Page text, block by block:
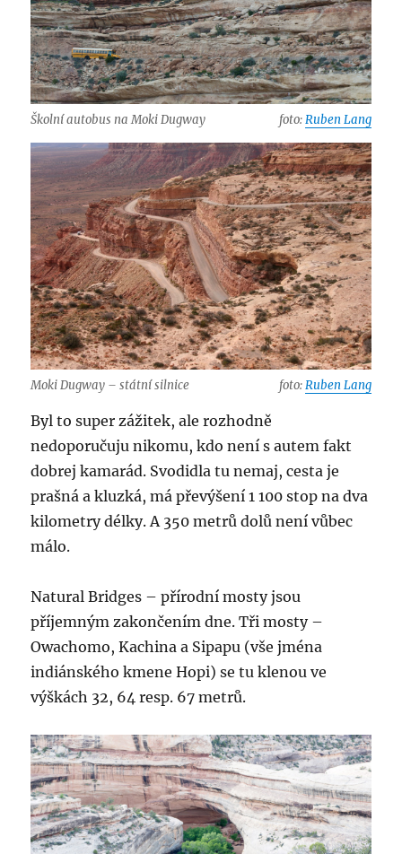
Školní autobus na Moki Dugway foto:Ruben Lang
Moki Dugway – státní silnice foto:Ruben Lang
Byl to super zážitek, ale rozhodně
nedoporučuju nikomu, kdo není s autem fakt
dobrej kamarád. Svodidla tu nemaj, cesta je
prašná a kluzká, má převýšení 1 100 stop na dva
kilometry délky. A 350 metrů dolů není vůbec
málo.
Natural Bridges – přírodní mosty jsou
příjemným zakončením dne. Tři mosty –
Owachomo, Kachina a Sipapu (vše jména
indiánského kmene Hopi) se tu klenou ve
výškách 32, 64 resp. 67 metrů.